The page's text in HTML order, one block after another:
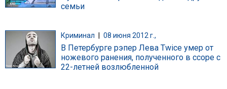
семьи
Криминал 08 июня 2012 г.,
В Петербурге рэпер Лева Twice умер от
ножевого ранения, полученного в ссоре с
22-летней возлюбленной